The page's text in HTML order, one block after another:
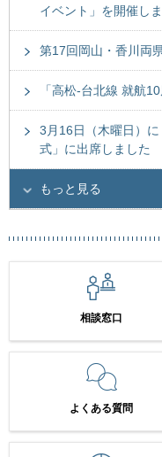
イベント」を開催し
第17回岡山・香川両
「高松-台北線 就航
3月16日（木曜日）
式」に出席しました
もっと見る
相談窓口
よくある質問